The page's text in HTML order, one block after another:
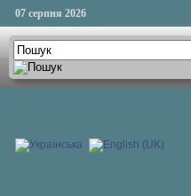
07 серпня 2026